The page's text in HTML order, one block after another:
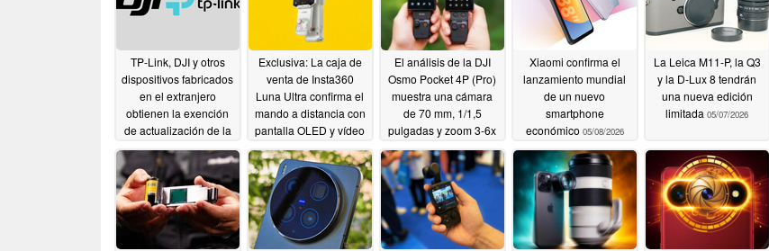
TP-Link, DJI y otros
dispositivos fabricados
en el extranjero
obtienen la exención
de actualización de la
FCC05/11/2026
Exclusiva: La caja de
venta de Insta360
Luna Ultra confirma el
mando a distancia con
pantalla OLED y vídeo
8K - no se lo diga a DJI
05/09/2026
El análisis de la DJI
Osmo Pocket 4P (Pro)
muestra una cámara
de 70 mm, 1/1,5
pulgadas y zoom 3-6x
con un bokeh
cinematográfico
05/08/2026
Xiaomi confirma el
lanzamiento mundial
de un nuevo
smartphone
económico 05/08/2026
La Leica M11-P, la Q3
y la D-Lux 8 tendrán
una nueva edición
limitada 05/07/2026